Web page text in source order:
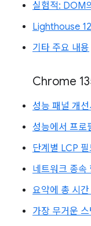
실험적: DOM
Lighthouse
기타 주요 내용
Chrome
성능 패널 개
성능에서 프로
단계별 LCP
네트워크 종속
요약에 총 시
가장 무거운 스